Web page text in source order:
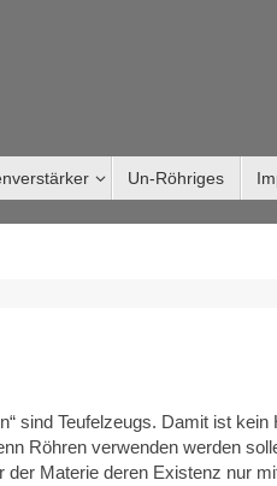
Un-Röhriges
sind Teufelzeugs. Damit ist kein
Röhren verwenden werden
Materie deren Existenz nur